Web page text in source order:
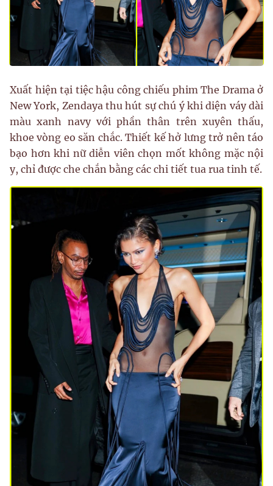
Xuất hiện tại tiệc hậu công chiếu phim The Drama ở
New York, Zendaya thu hút sự chú ý khi diện váy dài
màu xanh navy với phần thân trên xuyên thấu,
khoe vòng eo săn chắc. Thiết kế hở lưng trở nên táo
bạo hơn khi nữ diễn viên chọn mốt không mặc nội
y, chỉ được che chắn bằng các chi tiết tua rua tinh tế.